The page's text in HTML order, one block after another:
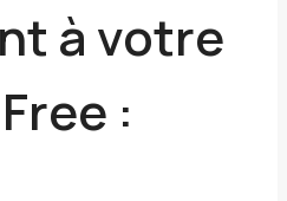
à votre
: